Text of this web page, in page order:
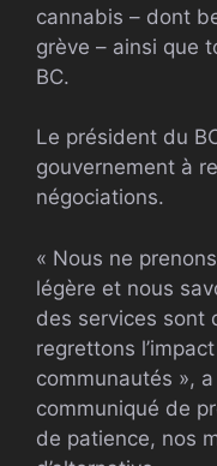
cannabis – dont
grève – ainsi que
BC.
Le président du
gouvernement à
négociations.
« Nous ne
légère et nous
des services sont
regrettons
communautés »,
communiqué de
de patience, nos